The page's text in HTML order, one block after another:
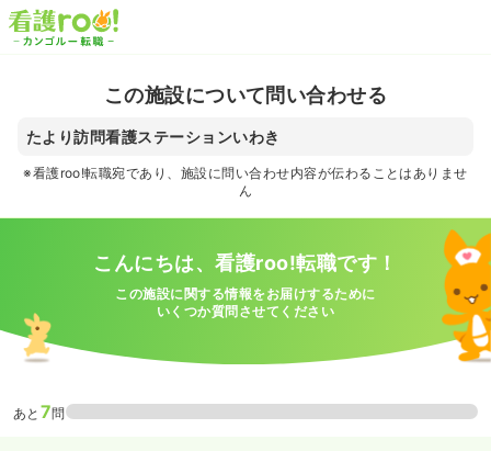
この施設について問い合わせる
たより訪問看護ステーションいわき
※看護roo!転職宛であり、施設に問い合わせ内容が伝わることはありませ
ん
こんにちは、看護roo!転職です！
この施設に関する情報をお届けするために
いくつか質問させてください
あと 7問